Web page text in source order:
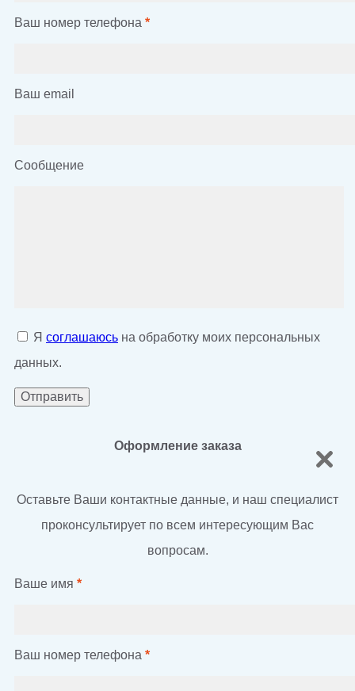
Ваш номер телефона *
Ваш email
Сообщение
Я соглашаюсь на обработку моих персональных
данных.
Оформление заказа
Оставьте Ваши контактные данные, и наш специалист
проконсультирует по всем интересующим Вас
вопросам.
Ваше имя *
Ваш номер телефона *